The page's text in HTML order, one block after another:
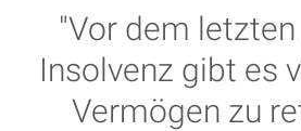
"Vor dem
Insolvenz gibt es
Vermögen zu